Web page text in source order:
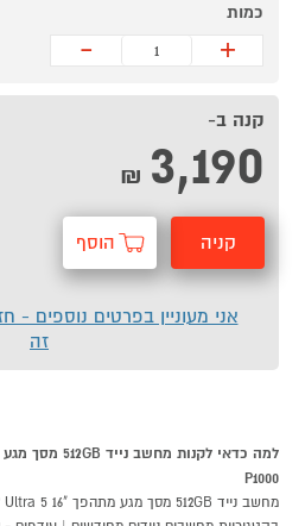
כמות
+
-
קנה ב-
3,190
₪
קניה הוסף
אני מעוניין בפרטים נוספים -
זה
P1000